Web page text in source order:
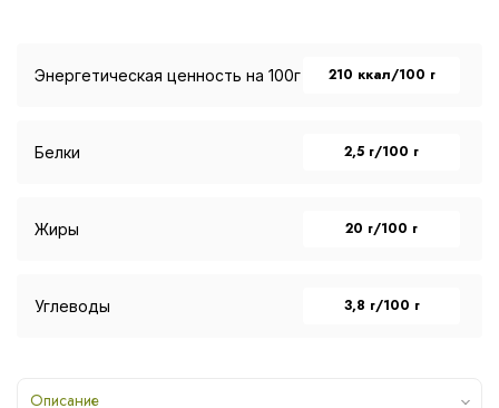
Энергетическая ценность на 100г 210 ккал/100 г
Белки 2,5 г/100 г
Жиры 20 г/100 г
Углеводы 3,8 г/100 г
Описание